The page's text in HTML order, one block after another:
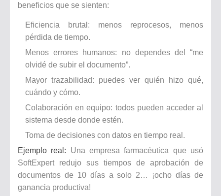
beneficios que se sienten:
Eficiencia brutal: menos reprocesos, menos
pérdida de tiempo.
Menos errores humanos: no dependes del “me
olvidé de subir el documento”.
Mayor trazabilidad: puedes ver quién hizo qué,
cuándo y cómo.
Colaboración en equipo: todos pueden acceder al
sistema desde donde estén.
Toma de decisiones con datos en tiempo real.
Ejemplo real: Una empresa farmacéutica que usó
SoftExpert redujo sus tiempos de aprobación de
documentos de 10 días a solo 2… ¡ocho días de
ganancia productiva!